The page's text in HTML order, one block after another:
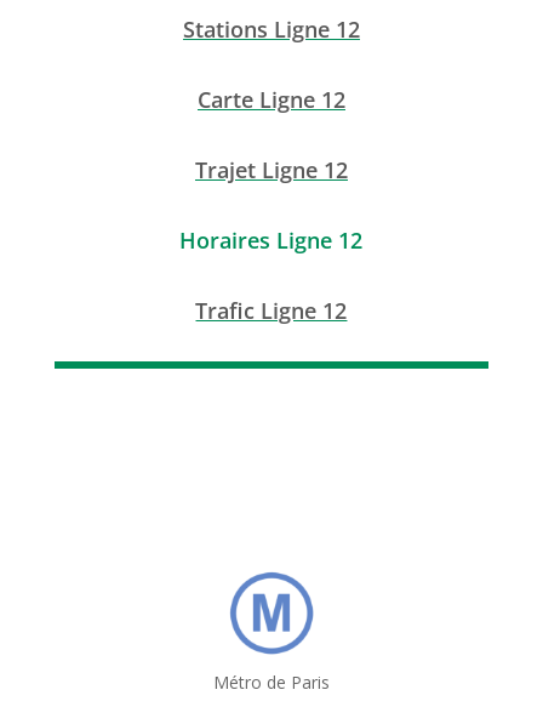
Stations Ligne 12
Carte Ligne 12
Trajet Ligne 12
Horaires Ligne 12
Trafic Ligne 12
Métro de Paris